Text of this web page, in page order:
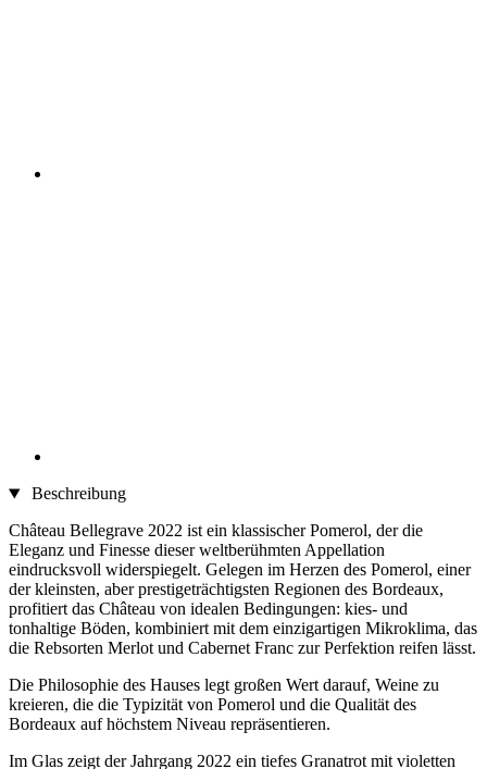
Beschreibung
Château Bellegrave 2022 ist ein klassischer Pomerol, der die
Eleganz und Finesse dieser weltberühmten Appellation
eindrucksvoll widerspiegelt. Gelegen im Herzen des Pomerol, einer
der kleinsten, aber prestigeträchtigsten Regionen des Bordeaux,
profitiert das Château von idealen Bedingungen: kies- und
tonhaltige Böden, kombiniert mit dem einzigartigen Mikroklima, das
die Rebsorten Merlot und Cabernet Franc zur Perfektion reifen lässt.
Die Philosophie des Hauses legt großen Wert darauf, Weine zu
kreieren, die die Typizität von Pomerol und die Qualität des
Bordeaux auf höchstem Niveau repräsentieren.
Im Glas zeigt der Jahrgang 2022 ein tiefes Granatrot mit violetten